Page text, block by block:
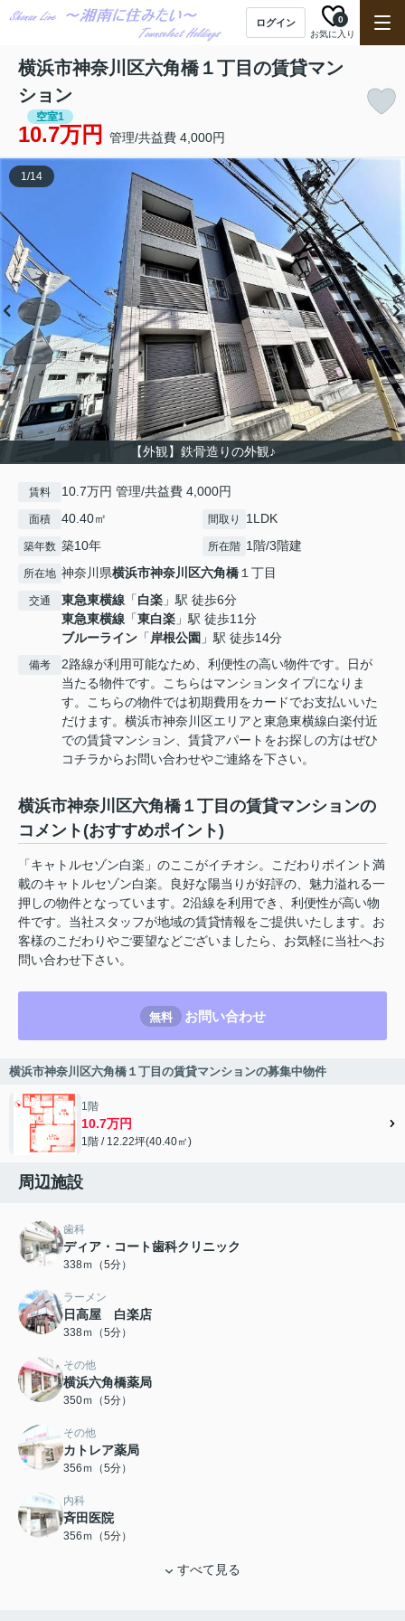
ログイン
お気に入り
0
横浜市神奈川区六角橋１丁目の賃貸マン
ション
空室1
10.7万円 管理/共益費 4,000円
【外観】鉄骨造りの外観♪
1/14
賃料 10.7万円 管理/共益費 4,000円
面積 40.40㎡ 間取り 1LDK
築年数 築10年 所在階 1階/3階建
所在地 神奈川県横浜市神奈川区六角橋１丁目
交通 東急東横線 「白楽 」駅 徒歩6分
東急東横線 「東白楽 」駅 徒歩11分
ブルーライン 「岸根公園 」駅 徒歩14分
備考
2路線が利用可能なため、利便性の高い物件です。日が
当たる物件です。こちらはマンションタイプになりま
す。こちらの物件では初期費用をカードでお支払いいた
だけます。横浜市神奈川区エリアと東急東横線白楽付近
での賃貸マンション、賃貸アパートをお探しの方はぜひ
コチラからお問い合わせやご連絡を下さい。
横浜市神奈川区六角橋１丁目の賃貸マンションの
コメント(おすすめポイント)
「キャトルセゾン白楽」のここがイチオシ。こだわりポイント満
載のキャトルセゾン白楽。良好な陽当りが好評の、魅力溢れる一
押しの物件となっています。2沿線を利用でき、利便性が高い物
件です。当社スタッフが地域の賃貸情報をご提供いたします。お
客様のこだわりやご要望などございましたら、お気軽に当社へお
問い合わせ下さい。
無料 お問い合わせ
横浜市神奈川区六角橋１丁目の賃貸マンションの募集中物件
1階
10.7万円
1階 / 12.22坪(40.40㎡)
周辺施設
歯科
ディア・コート歯科クリニック
338ｍ（5分）
ラーメン
日高屋 白楽店
338ｍ（5分）
その他
横浜六角橋薬局
350ｍ（5分）
その他
カトレア薬局
356ｍ（5分）
内科
斉田医院
356ｍ（5分）
すべて見る